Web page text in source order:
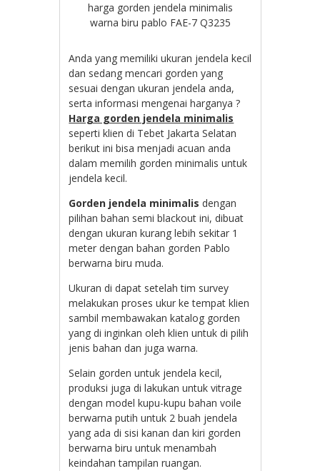
harga gorden jendela minimalis
warna biru pablo FAE-7 Q3235
Anda yang memiliki ukuran jendela kecil
dan sedang mencari gorden yang
sesuai dengan ukuran jendela anda,
serta informasi mengenai harganya ?
Harga gorden jendela minimalis
seperti klien di Tebet Jakarta Selatan
berikut ini bisa menjadi acuan anda
dalam memilih gorden minimalis untuk
jendela kecil.
Gorden jendela minimalis dengan
pilihan bahan semi blackout ini, dibuat
dengan ukuran kurang lebih sekitar 1
meter dengan bahan gorden Pablo
berwarna biru muda.
Ukuran di dapat setelah tim survey
melakukan proses ukur ke tempat klien
sambil membawakan katalog gorden
yang di inginkan oleh klien untuk di pilih
jenis bahan dan juga warna.
Selain gorden untuk jendela kecil,
produksi juga di lakukan untuk vitrage
dengan model kupu-kupu bahan voile
berwarna putih untuk 2 buah jendela
yang ada di sisi kanan dan kiri gorden
berwarna biru untuk menambah
keindahan tampilan ruangan.